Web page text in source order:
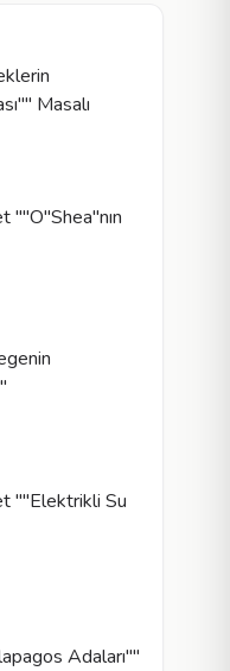
Masalı
""O"Shea"nın
""Elektrikli Su
Adaları""